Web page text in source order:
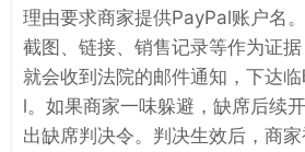
理由要求商家提供PayPal账户名
截图、链接、销售记录等作为证
就会收到法院的邮件通知，下达
l。如果商家一味躲避，缺席后续
出缺席判决令。判决生效后，商